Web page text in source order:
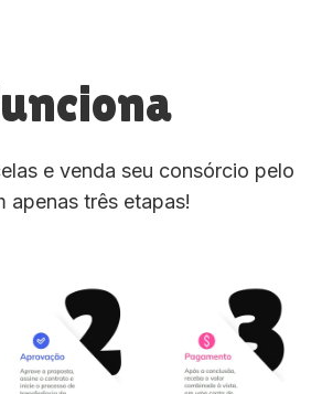
e venda seu consórcio pelo
apenas três etapas!